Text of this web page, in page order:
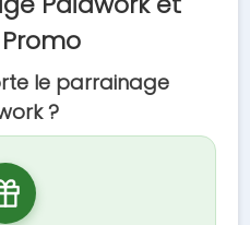
le parrainage
?